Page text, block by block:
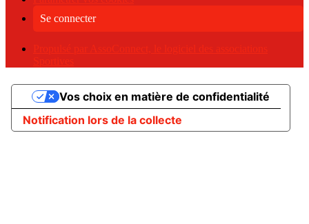
Se connecter
Propulsé par AssoConnect, le logiciel des associations
Sportives
Notification lors de la collecte
Vos choix en matière de confidentialité